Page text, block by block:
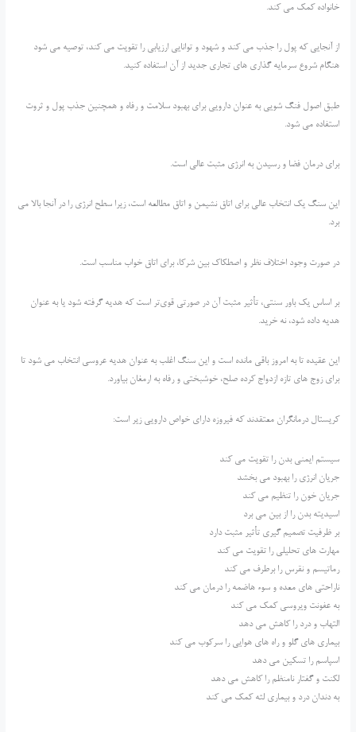
خانواده کمک می کند.
از آنجایی که پول را جذب می کند و شهود و توانایی ارزیابی را تقویت می کند، توصیه می شود
هنگام شروع سرمایه گذاری های تجاری جدید از آن استفاده کنید.
طبق اصول فنگ شویی به عنوان دارویی برای بهبود سلامت و رفاه و همچنین جذب پول و ثروت
استفاده می شود.
برای درمان فضا و رسیدن به انرژی مثبت عالی است.
این سنگ یک انتخاب عالی برای اتاق نشیمن و اتاق مطالعه است، زیرا سطح انرژی را در آنجا بالا می
برد.
در صورت وجود اختلاف نظر و اصطکاک بین شرکا، برای اتاق خواب مناسب است.
بر اساس یک باور سنتی، تأثیر مثبت آن در صورتی قوی‌تر است که هدیه گرفته شود یا به عنوان
هدیه داده شود، نه خرید.
این عقیده تا به امروز باقی مانده است و این سنگ اغلب به عنوان هدیه عروسی انتخاب می شود تا
برای زوج های تازه ازدواج کرده صلح، خوشبختی و رفاه به ارمغان بیاورد.
کریستال درمانگران معتقدند که فیروزه دارای خواص دارویی زیر است:
سیستم ایمنی بدن را تقویت می کند
جریان انرژی را بهبود می بخشد
جریان خون را تنظیم می کند
اسیدیته بدن را از بین می برد
بر ظرفیت تصمیم گیری تأثیر مثبت دارد
مهارت های تحلیلی را تقویت می کند
رماتیسم و ​​نقرس را برطرف می کند
ناراحتی های معده و سوء هاضمه را درمان می کند
به عفونت ویروسی کمک می کند
التهاب و درد را کاهش می دهد
بیماری های گلو و راه های هوایی را سرکوب می کند
اسپاسم را تسکین می دهد
لکنت و گفتار نامنظم را کاهش می دهد
به دندان درد و بیماری لثه کمک می کند